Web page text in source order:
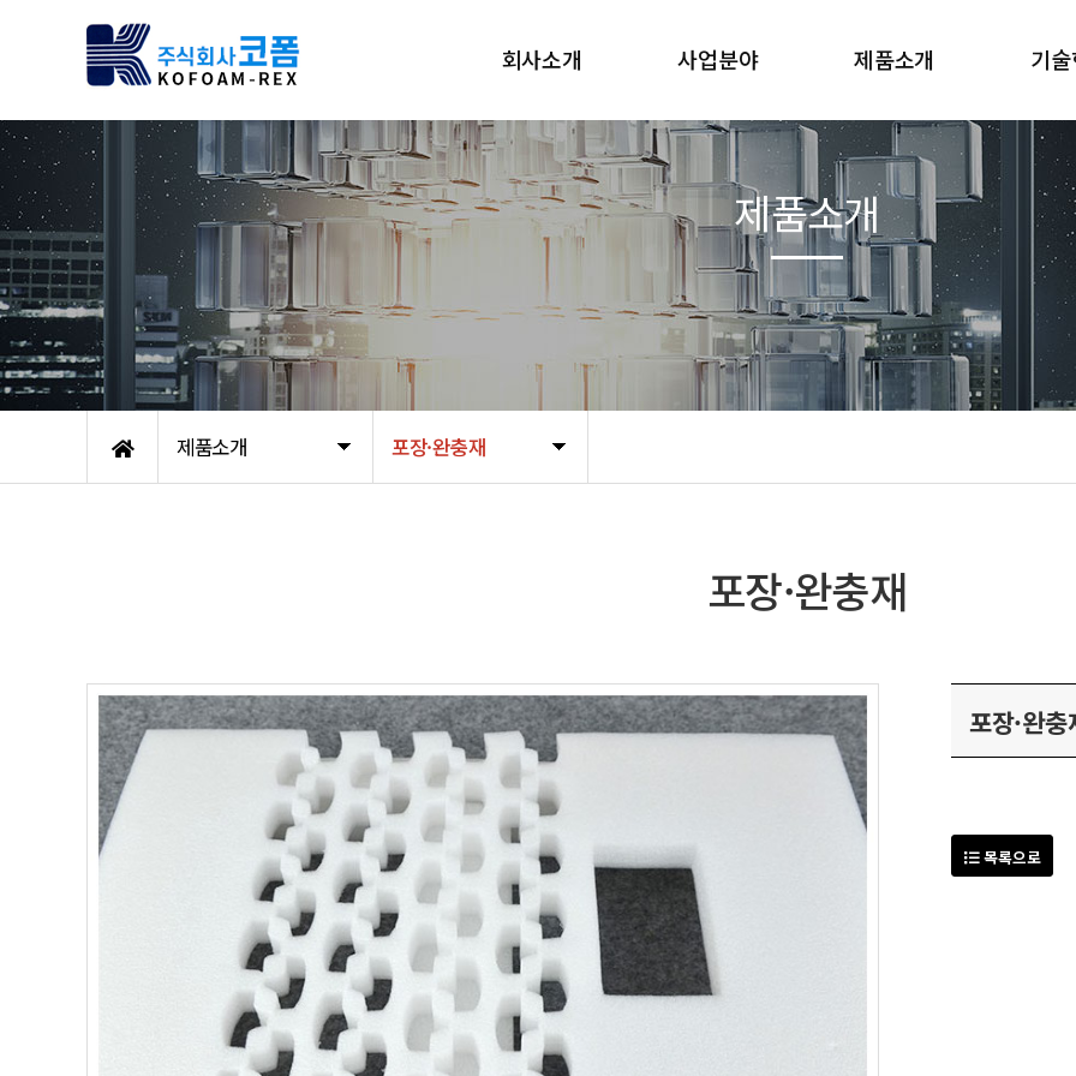
회사소개
인사말
연혁
조직도
오시는 길
사업분야 제품소개
단열재
흡음재
포장·완충재
차음재
패킹
점착
기
인
제품소개 포장·완충재
제품소개
포장·완충재
포장·완충
목록으로